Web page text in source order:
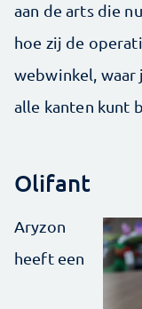
aan de arts die
hoe zij de
webwinkel,
alle kanten kunt
Olifant
Aryzon
heeft een